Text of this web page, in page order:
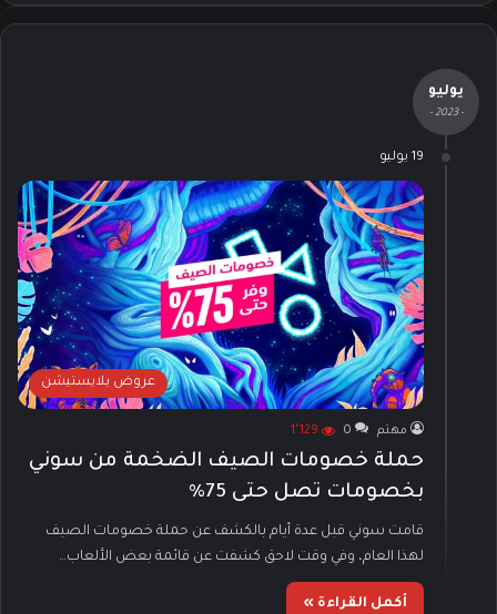
يوليو
- 2023 -
19 يوليو
عروض بلايستيشن
مهتم 0 1٬129
حملة خصومات الصيف الضخمة من سوني
بخصومات تصل حتى 75%
قامت سوني قبل عدة أيام بالكشف عن حملة خصومات الصيف
لهذا العام، وفي وقت لاحق كشفت عن قائمة بعض الألعاب…
أكمل القراءة »